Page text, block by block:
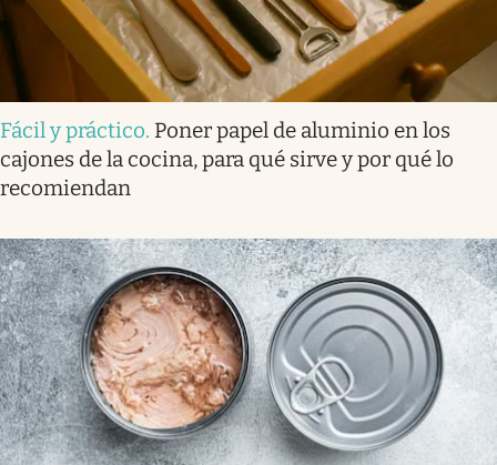
Fácil y práctico. Poner papel de aluminio en los
cajones de la cocina, para qué sirve y por qué lo
recomiendan